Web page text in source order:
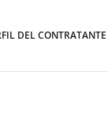
DEL CONTRATANTE